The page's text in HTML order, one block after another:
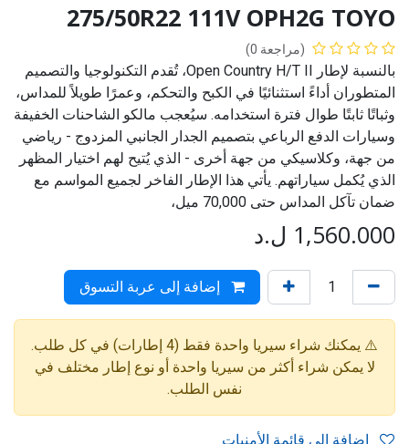
275/50R22 111V OPH2G TOYO
(مراجعة 0)
بالنسبة لإطار Open Country H/T II، تُقدم التكنولوجيا والتصميم
المتطوران أداءً استثنائيًا في الكبح والتحكم، وعمرًا طويلاً للمداس،
وثباتًا ثابتًا طوال فترة استخدامه. سيُعجب مالكو الشاحنات الخفيفة
وسيارات الدفع الرباعي بتصميم الجدار الجانبي المزدوج - رياضي
من جهة، وكلاسيكي من جهة أخرى - الذي يُتيح لهم اختيار المظهر
الذي يُكمل سياراتهم. يأتي هذا الإطار الفاخر لجميع المواسم مع
ضمان تآكل المداس حتى 70,000 ميل،
1,560.000 ل.د
إضافة إلى عربة التسوق
⚠️ يمكنك شراء سيريا واحدة فقط (4 إطارات) في كل طلب.
لا يمكن شراء أكثر من سيريا واحدة أو نوع إطار مختلف في
نفس الطلب.